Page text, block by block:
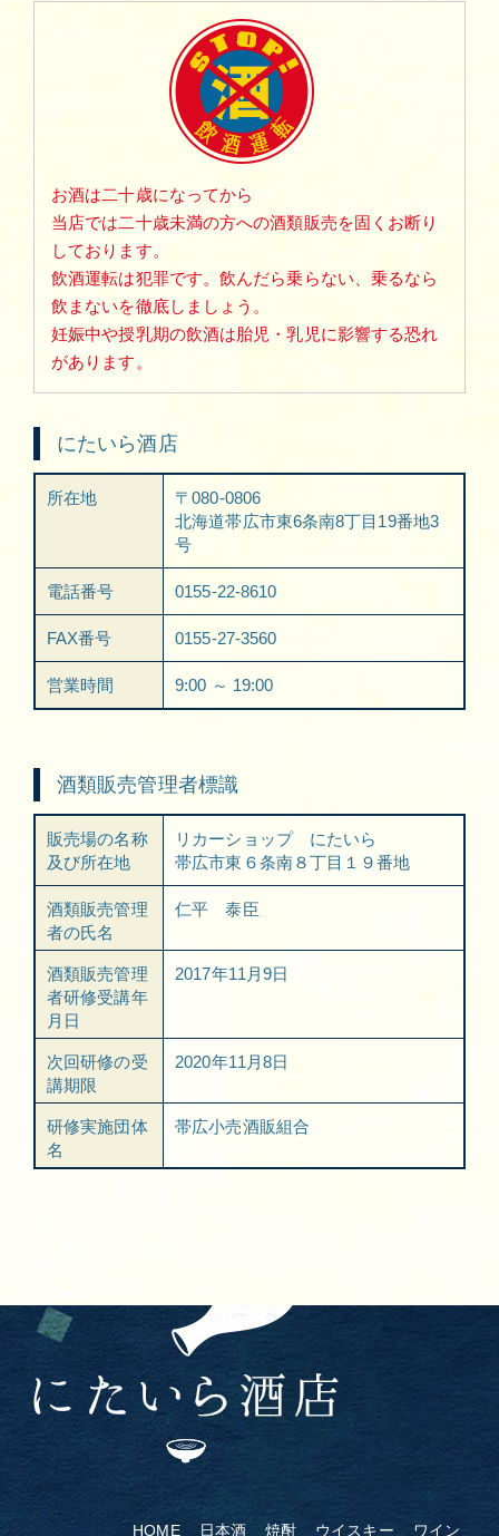
お酒は二十歳になってから
当店では二十歳未満の方への酒類販売を固くお断り
しております。
飲酒運転は犯罪です。飲んだら乗らない、乗るなら
飲まないを徹底しましょう。
妊娠中や授乳期の飲酒は胎児・乳児に影響する恐れ
があります。
にたいら酒店
所在地
〒080-0806
北海道帯広市東6条南8丁目19番地3
号
電話番号 0155-22-8610
FAX番号 0155-27-3560
営業時間 9:00 ～ 19:00
酒類販売管理者標識
販売場の名称
及び所在地
リカーショップ にたいら
帯広市東６条南８丁目１９番地
酒類販売管理
者の氏名
仁平 泰臣
酒類販売管理
者研修受講年
月日
2017年11月9日
次回研修の受
講期限
2020年11月8日
研修実施団体
名
帯広小売酒販組合
HOME 日本酒 焼酎 ウイスキー ワイン